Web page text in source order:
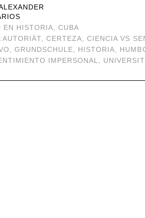
EN
HISTORIA,CUBA
AUTORIÄT,CERTEZA,CIENCIA VS
, GRUNDSCHULE, HISTORIA,
IMPERSONAL,